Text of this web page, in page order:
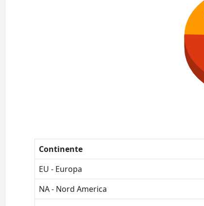
Continente
EU - Europa
NA - Nord America